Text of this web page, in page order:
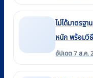
ไม่ได้มาตรฐ
หนัก พร้อมวิ
อัปเดต 7 ส.ค.